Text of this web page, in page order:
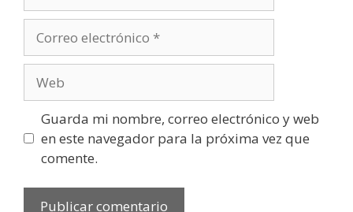
electrónico
Guarda mi nombre, correo electrónico y web
en este navegador para la próxima vez que
comente.